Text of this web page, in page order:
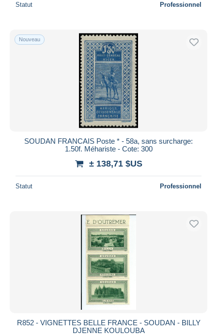
Statut Professionnel
Nouveau
SOUDAN FRANCAIS Poste * - 58a, sans surcharge:
1.50f. Méhariste - Cote: 300
± 138,71 $US
Statut Professionnel
R852 - VIGNETTES BELLE FRANCE - SOUDAN - BILLY
DJENNE KOULOUBA